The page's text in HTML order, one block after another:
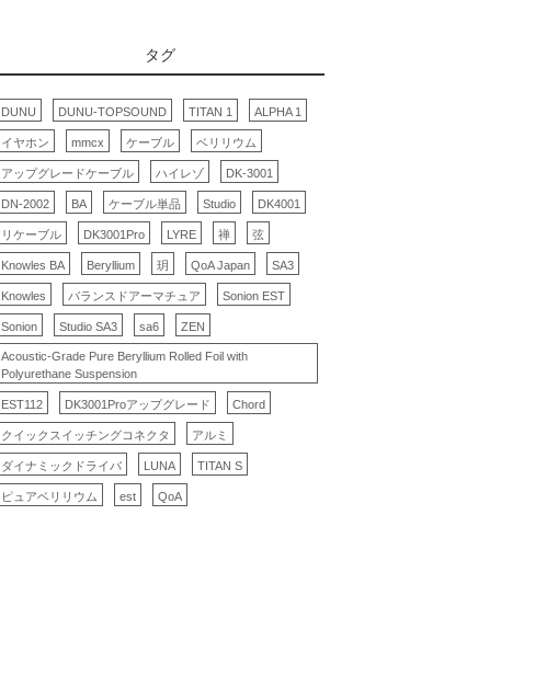
タグ
DUNU DUNU-TOPSOUND TITAN 1 ALPHA 1
イヤホン mmcx ケーブル ベリリウム
アップグレードケーブル ハイレゾ DK-3001
DN-2002 BA ケーブル単品 Studio DK4001
リケーブル DK3001Pro LYRE 禅 弦
Knowles BA Beryllium 玥 QoA Japan SA3
Knowles バランスドアーマチュア Sonion EST
Sonion Studio SA3 sa6 ZEN
Acoustic-Grade Pure Beryllium Rolled Foil with
Polyurethane Suspension
EST112 DK3001Proアップグレード Chord
クイックスイッチングコネクタ アルミ
ダイナミックドライバ LUNA TITAN S
ピュアベリリウム est QoA